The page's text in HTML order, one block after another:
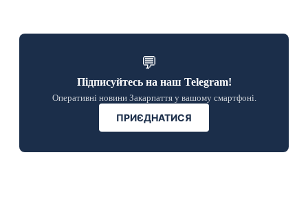
💬
Підписуйтесь на наш Telegram!
Оперативні новини Закарпаття у вашому смартфоні.
ПРИЄДНАТИСЯ